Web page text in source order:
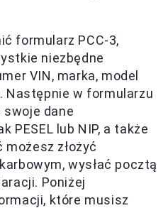
formularz PCC-3,
niezbędne
VIN, marka, model
Następnie w formularzu
swoje dane
PESEL lub NIP, a także
możesz złożyć
wysłać pocztą
Poniżej
które musisz